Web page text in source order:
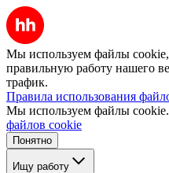
Мы используем файлы cookie,
правильную работу нашего
трафик.
Правила использования
Мы используем файлы cookie.
файлов cookie
Понятно
Ищу работу